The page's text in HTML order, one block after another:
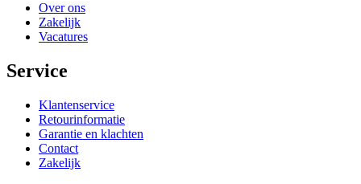
Over ons
Zakelijk
Vacatures
Service
Klantenservice
Retourinformatie
Garantie en klachten
Contact
Zakelijk